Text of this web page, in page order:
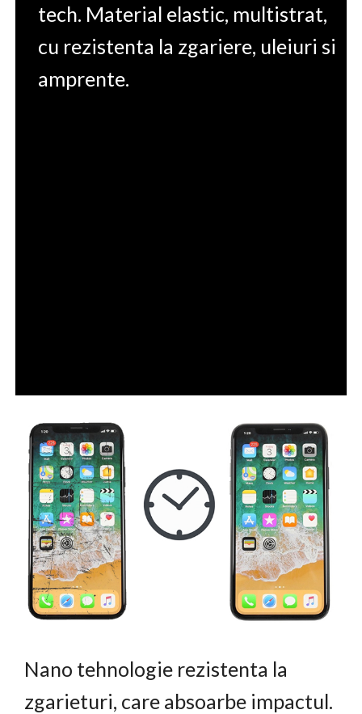
tech. Material elastic, multistrat,
cu rezistenta la zgariere, uleiuri si
amprente.
Nano tehnologie rezistenta la
zgarieturi, care absoarbe impactul.